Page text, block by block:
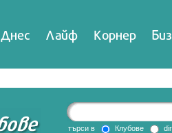
Днес Лайф Корнер
DirTV Impressio
търси в Клубове